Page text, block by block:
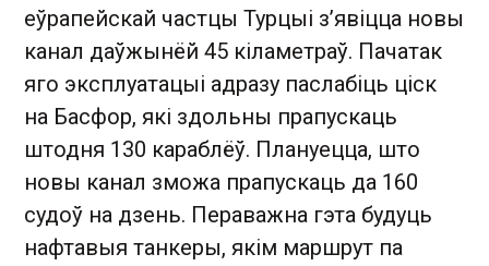
еўрапейскай частцы Турцыі з’явіцца новы
канал даўжынёй 45 кіламетраў. Пачатак
яго эксплуатацыі адразу паслабіць ціск
на Басфор, які здольны прапускаць
штодня 130 караблёў. Плануецца, што
новы канал зможа прапускаць да 160
судоў на дзень. Пераважна гэта будуць
нафтавыя танкеры, якім маршрут па